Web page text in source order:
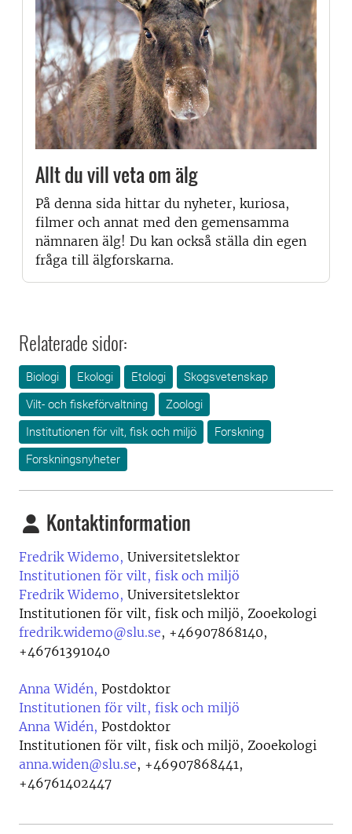
Allt du vill veta om älg
På denna sida hittar du nyheter, kuriosa,
filmer och annat med den gemensamma
nämnaren älg! Du kan också ställa din egen
fråga till älgforskarna.
Relaterade sidor:
Biologi Ekologi Etologi
Skogsvetenskap
Vilt- och fiskeförvaltning
Zoologi
Institutionen för vilt, fisk och miljö
Forskning
Forskningsnyheter
Kontaktinformation
Fredrik Widemo, Universitetslektor
Institutionen för vilt, fisk och miljö
Fredrik Widemo, Universitetslektor
Institutionen för vilt, fisk och miljö, Zooekologi
fredrik.widemo@slu.se, +46907868140,
+46761391040
Anna Widén, Postdoktor
Institutionen för vilt, fisk och miljö
Anna Widén, Postdoktor
Institutionen för vilt, fisk och miljö, Zooekologi
anna.widen@slu.se, +46907868441,
+46761402447